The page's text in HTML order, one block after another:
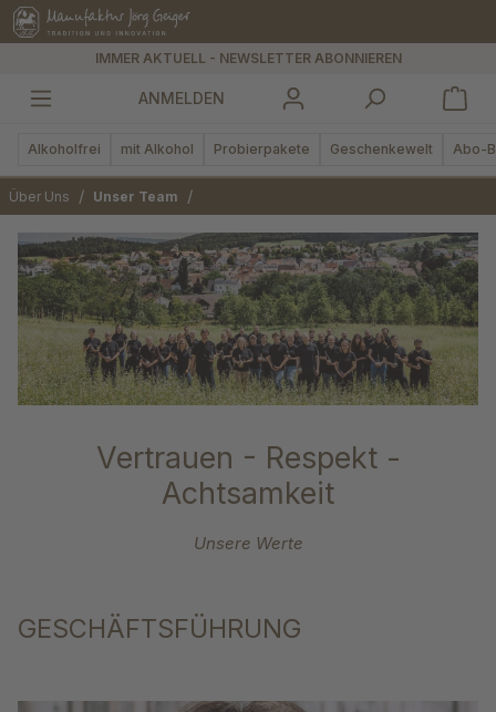
springen
IMMER AKTUELL - NEWSLETTER ABONNIEREN
ANMELDEN
Alkoholfrei mit Alkohol Probierpakete Geschenkewelt Abo-
Über Uns / Unser Team /
Vertrauen - Respekt -
Achtsamkeit
Unsere Werte
GESCHÄFTSFÜHRUNG